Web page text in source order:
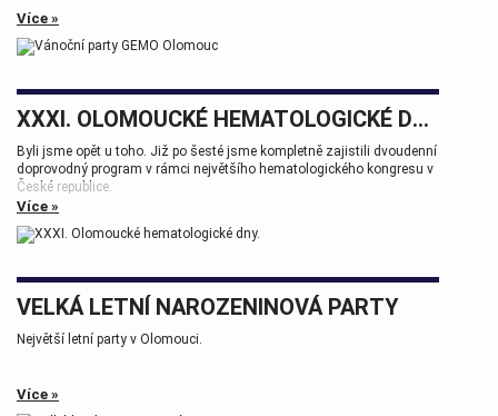
Více »
XXXI. OLOMOUCKÉ HEMATOLOGICKÉ DNY.
Byli jsme opět u toho. Již po šesté jsme kompletně zajistili dvoudenní
doprovodný program v rámci největšího hematologického kongresu v
České republice.
Tak zase za rok na viděnou přátelé.
Více »
VELKÁ LETNÍ NAROZENINOVÁ PARTY
Největší letní party v Olomouci.
Více »